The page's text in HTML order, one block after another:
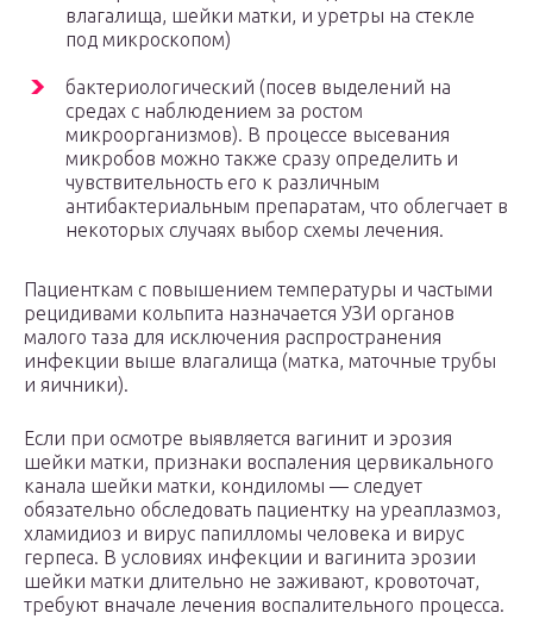
влагалища, шейки матки, и уретры на стекле
под микроскопом)
бактериологический (посев выделений на
средах с наблюдением за ростом
микроорганизмов). В процессе высевания
микробов можно также сразу определить и
чувствительность его к различным
антибактериальным препаратам, что облегчает в
некоторых случаях выбор схемы лечения.
Пациенткам с повышением температуры и частыми
рецидивами кольпита назначается УЗИ органов
малого таза для исключения распространения
инфекции выше влагалища (матка, маточные трубы
и яичники).
Если при осмотре выявляется вагинит и эрозия
шейки матки, признаки воспаления цервикального
канала шейки матки, кондиломы — следует
обязательно обследовать пациентку на уреаплазмоз,
хламидиоз и вирус папилломы человека и вирус
герпеса. В условиях инфекции и вагинита эрозии
шейки матки длительно не заживают, кровоточат,
требуют вначале лечения воспалительного процесса.